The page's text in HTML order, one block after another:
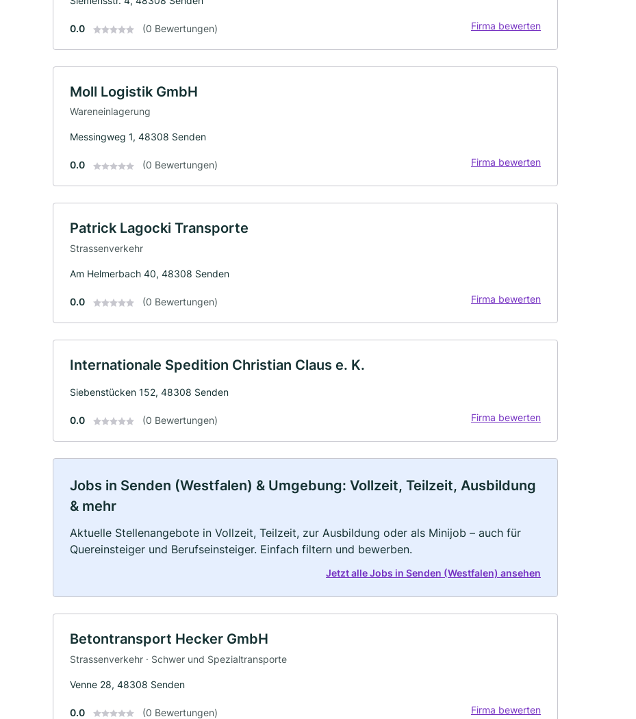
0.0 (0 Bewertungen) Firma bewerten
Moll Logistik GmbH
Wareneinlagerung
Messingweg 1, 48308 Senden
0.0 (0 Bewertungen) Firma bewerten
Patrick Lagocki Transporte
Strassenverkehr
Am Helmerbach 40, 48308 Senden
0.0 (0 Bewertungen) Firma bewerten
Internationale Spedition Christian Claus e. K.
Siebenstücken 152, 48308 Senden
0.0 (0 Bewertungen) Firma bewerten
Jobs in Senden (Westfalen) & Umgebung: Vollzeit, Teilzeit, Ausbildung
& mehr
Aktuelle Stellenangebote in Vollzeit, Teilzeit, zur Ausbildung oder als Minijob – auch für
Quereinsteiger und Berufseinsteiger. Einfach filtern und bewerben.
Jetzt alle Jobs in Senden (Westfalen) ansehen
Betontransport Hecker GmbH
Strassenverkehr · Schwer und Spezialtransporte
Venne 28, 48308 Senden
0.0 (0 Bewertungen) Firma bewerten